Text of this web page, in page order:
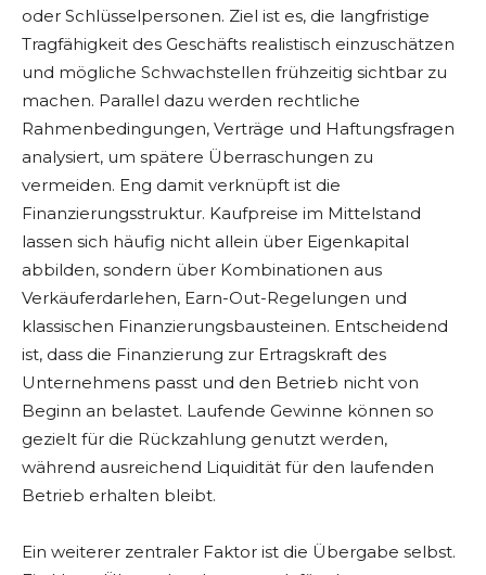
oder Schlüsselpersonen. Ziel ist es, die langfristige
Tragfähigkeit des Geschäfts realistisch einzuschätzen
und mögliche Schwachstellen frühzeitig sichtbar zu
machen. Parallel dazu werden rechtliche
Rahmenbedingungen, Verträge und Haftungsfragen
analysiert, um spätere Überraschungen zu
vermeiden. Eng damit verknüpft ist die
Finanzierungsstruktur. Kaufpreise im Mittelstand
lassen sich häufig nicht allein über Eigenkapital
abbilden, sondern über Kombinationen aus
Verkäuferdarlehen, Earn-Out-Regelungen und
klassischen Finanzierungsbausteinen. Entscheidend
ist, dass die Finanzierung zur Ertragskraft des
Unternehmens passt und den Betrieb nicht von
Beginn an belastet. Laufende Gewinne können so
gezielt für die Rückzahlung genutzt werden,
während ausreichend Liquidität für den laufenden
Betrieb erhalten bleibt.
Ein weiterer zentraler Faktor ist die Übergabe selbst.